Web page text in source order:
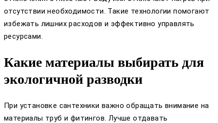
отсутствии необходимости. Такие технологии помогают
избежать лишних расходов и эффективно управлять
ресурсами.
Какие материалы выбирать для
экологичной разводки
При установке сантехники важно обращать внимание на
материалы труб и фитингов. Лучше отдавать